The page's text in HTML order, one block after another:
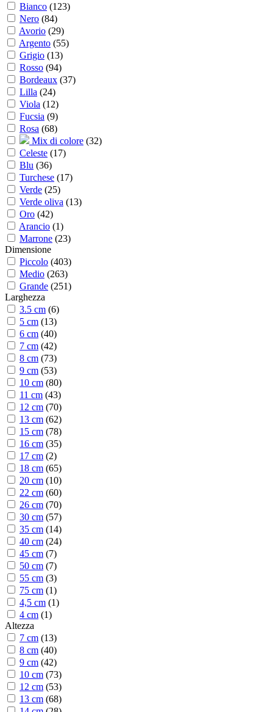
Bianco (123)
Nero (84)
Avorio (29)
Argento (55)
Grigio (13)
Rosso (94)
Bordeaux (37)
Lilla (24)
Viola (12)
Fucsia (9)
Rosa (68)
Mix di colore (32)
Celeste (17)
Blu (36)
Turchese (17)
Verde (25)
Verde oliva (13)
Oro (42)
Arancio (1)
Marrone (23)
Dimensione
Piccolo (403)
Medio (263)
Grande (251)
Larghezza
3.5 cm (6)
5 cm (13)
6 cm (40)
7 cm (42)
8 cm (73)
9 cm (53)
10 cm (80)
11 cm (43)
12 cm (70)
13 cm (62)
15 cm (78)
16 cm (35)
17 cm (2)
18 cm (65)
20 cm (10)
22 cm (60)
26 cm (70)
30 cm (57)
35 cm (14)
40 cm (24)
45 cm (7)
50 cm (7)
55 cm (3)
75 cm (1)
4,5 cm (1)
4 cm (1)
Altezza
7 cm (13)
8 cm (40)
9 cm (42)
10 cm (73)
12 cm (53)
13 cm (68)